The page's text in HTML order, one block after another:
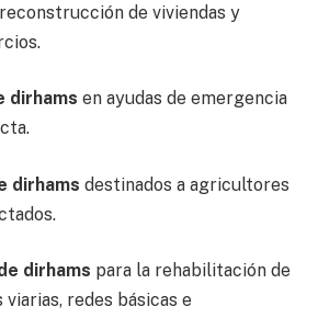
de viviendas y
dirhams en ayudas de emergencia
dirhams destinados a agricultores
dirhams para la rehabilitación de
redes básicas e